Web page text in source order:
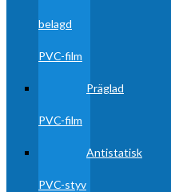
belagd
PVC-film
Präglad
PVC-film
Antistatisk
PVC-styv